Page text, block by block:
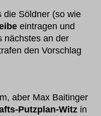
die Söldner (so wie
eintragen und
nächstes an der
den Vorschlag
aber Max Baitinger
Putzplan-Witz in